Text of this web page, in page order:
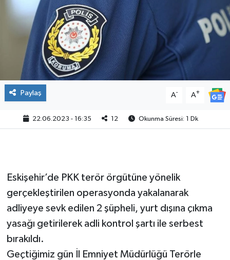
Paylaş A- A+
22.06.2023 - 16:35 12 Okunma Süresi: 1 Dk
Eskişehir’de PKK terör örgütüne yönelik
gerçekleştirilen operasyonda yakalanarak
adliyeye sevk edilen 2 şüpheli, yurt dışına çıkma
yasağı getirilerek adli kontrol şartı ile serbest
bırakıldı.
Geçtiğimiz gün İl Emniyet Müdürlüğü Terörle